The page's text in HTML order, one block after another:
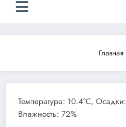
Главная
Температура: 10.4°C,
Влажность: 72%